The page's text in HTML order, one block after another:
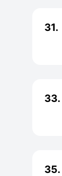
31.
33.
35.